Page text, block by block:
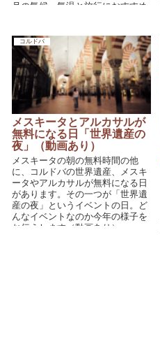
月の気候・気温と旅行におすすめ
コルドバ
メスキータとアルカサルが
無料になる日「世界遺産の
夜」（動画あり）
メスキータの朝の無料時間の他
に、コルドバの世界遺産、メスキ
ータやアルカサルが無料になる日
があります。その一つが「世界遺
産の夜」というイベントの日。ど
んなイベントなのか今年の様子を
お伝えします（動画あり）♪